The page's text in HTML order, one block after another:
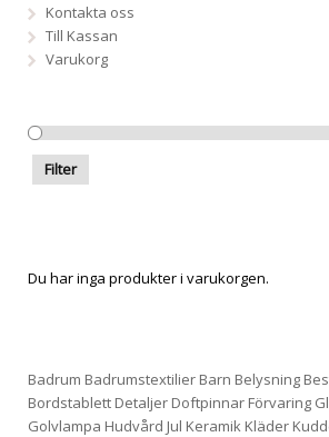
Kontakta oss
Till Kassan
Varukorg
Filter
Du har inga produkter i varukorgen.
Badrum Badrumstextilier Barn Belysning
Bordstablett Detaljer Doftpinnar Förvaring
Golvlampa Hudvård Jul Keramik Kläder